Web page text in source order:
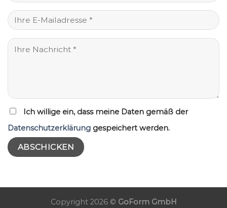
Ich willige ein, dass meine Daten gemäß der
Datenschutzerklärung gespeichert werden.
Copyright 2026 © GoForm GmbH